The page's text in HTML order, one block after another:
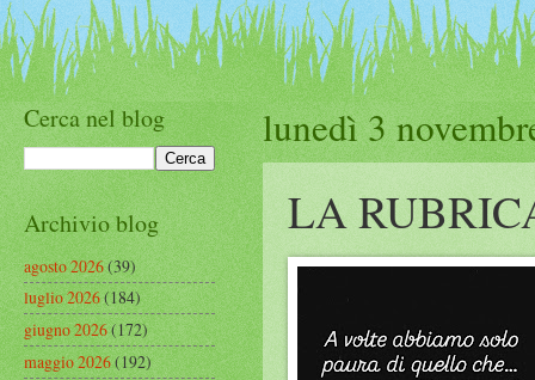
lunedì 3
LA
Cerca nel blog
Archivio blog
agosto 2026(39)
luglio 2026(184)
giugno 2026(172)
maggio 2026(192)